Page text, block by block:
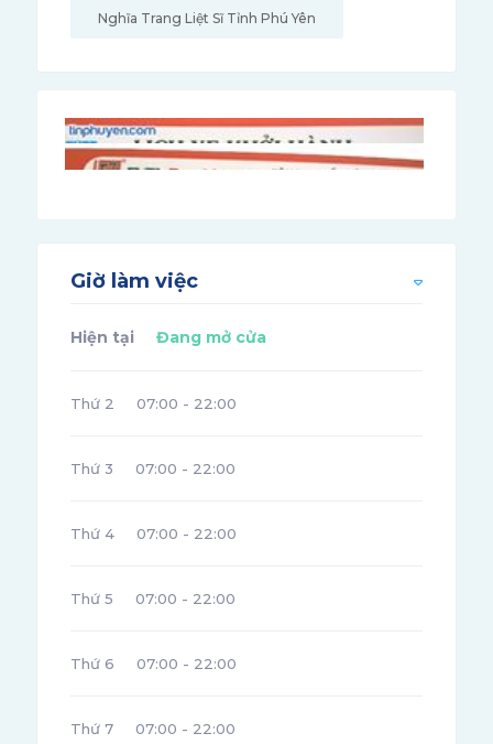
Nghĩa Trang Liệt Sĩ Tỉnh Phú Yên
Giờ làm việc
Hiện tại Đang mở cửa
Thứ 2 07:00 - 22:00
Thứ 3 07:00 - 22:00
Thứ 4 07:00 - 22:00
Thứ 5 07:00 - 22:00
Thứ 6 07:00 - 22:00
Thứ 7 07:00 - 22:00